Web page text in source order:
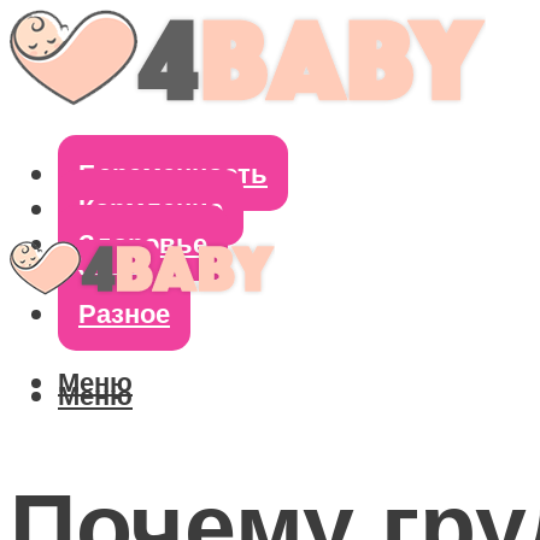
Беременность
Кормление
Здоровье
Уход
Разное
Меню
Меню